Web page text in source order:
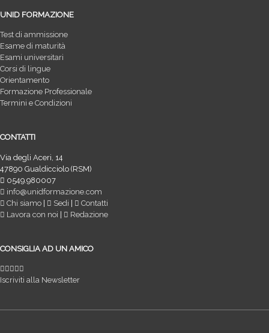
UNID FORMAZIONE
Test di ammissione
Esame di maturità
Esami universitari
Corsi di lingue
Orientamento
Formazione Professionale
Termini e Condizioni
CONTATTI
Via degli Aceri, 14
47890 Gualdicciolo (RSM)
0549.980007
info@unidformazione.com
Chi siamo
Sedi
Contatti
Lavora con noi
Redazione
CONSIGLIA AD UN AMICO
Iscriviti alla Newsletter